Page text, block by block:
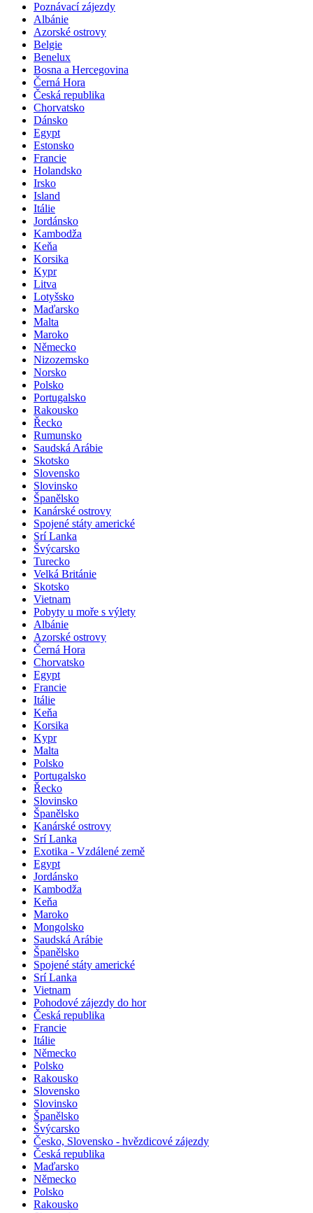
Poznávací zájezdy
Albánie
Azorské ostrovy
Belgie
Benelux
Bosna a Hercegovina
Černá Hora
Česká republika
Chorvatsko
Dánsko
Egypt
Estonsko
Francie
Holandsko
Irsko
Island
Itálie
Jordánsko
Kambodža
Keňa
Korsika
Kypr
Litva
Lotyšsko
Maďarsko
Malta
Maroko
Německo
Nizozemsko
Norsko
Polsko
Portugalsko
Rakousko
Řecko
Rumunsko
Saudská Arábie
Skotsko
Slovensko
Slovinsko
Španělsko
Kanárské ostrovy
Spojené státy americké
Srí Lanka
Švýcarsko
Turecko
Velká Británie
Skotsko
Vietnam
Pobyty u moře s výlety
Albánie
Azorské ostrovy
Černá Hora
Chorvatsko
Egypt
Francie
Itálie
Keňa
Korsika
Kypr
Malta
Polsko
Portugalsko
Řecko
Slovinsko
Španělsko
Kanárské ostrovy
Srí Lanka
Exotika - Vzdálené země
Egypt
Jordánsko
Kambodža
Keňa
Maroko
Mongolsko
Saudská Arábie
Španělsko
Spojené státy americké
Srí Lanka
Vietnam
Pohodové zájezdy do hor
Česká republika
Francie
Itálie
Německo
Polsko
Rakousko
Slovensko
Slovinsko
Španělsko
Švýcarsko
Česko, Slovensko - hvězdicové zájezdy
Česká republika
Maďarsko
Německo
Polsko
Rakousko